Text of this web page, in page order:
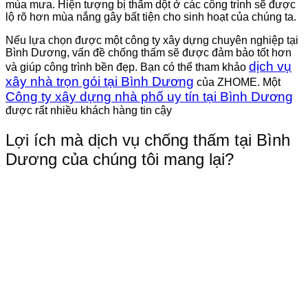
mùa mưa. Hiện tượng bị thấm dột ở các công trình sẽ được
lộ rõ hơn mùa nắng gây bất tiện cho sinh hoạt của chúng ta.
Nếu lựa chọn được một công ty xây dựng chuyên nghiệp tại
Bình Dương, vấn đề chống thấm sẽ được đảm bảo tốt hơn
và giúp công trình bền đẹp. Bạn có thể tham khảo dịch vụ
xây nhà trọn gói tại Bình Dương của ZHOME. Một
Công ty xây dựng nhà phố uy tín tại Bình Dương
được rất nhiều khách hàng tin cậy
Lợi ích mà dịch vụ chống thấm tại Bình
Dương của chúng tôi mang lại?